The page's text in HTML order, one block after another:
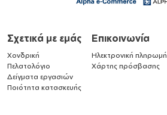
Σχετικά με εμάς
Χονδρική
Πελατολόγιο
Δείγματα εργασιών
Ποιότητα κατασκευής
Επικοινωνία
Ηλεκτρονική πληρωμή
Χάρτης πρόσβασης